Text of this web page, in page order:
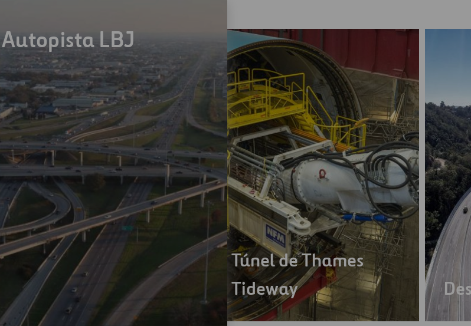
Autopista LBJ
Túnel de Thames
Tideway